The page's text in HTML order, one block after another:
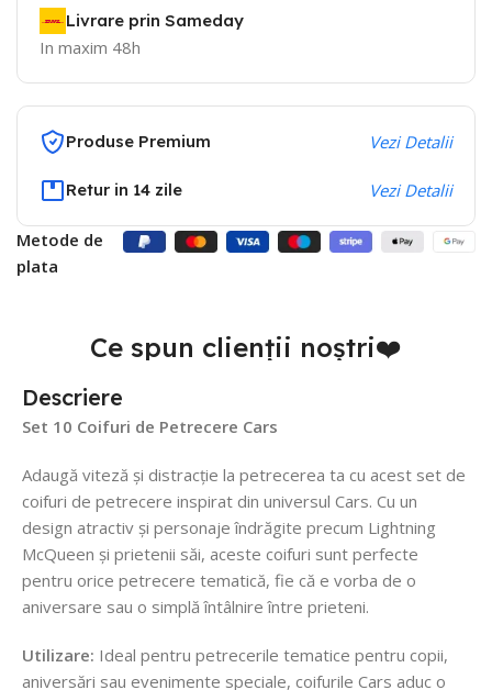
Livrare prin Sameday
In maxim 48h
Produse Premium Vezi Detalii
Retur in 14 zile Vezi Detalii
Metode de
plata
Ce spun clienții noștri❤️
Descriere
Set 10 Coifuri de Petrecere Cars
Adaugă viteză și distracție la petrecerea ta cu acest set de
coifuri de petrecere inspirat din universul Cars. Cu un
design atractiv și personaje îndrăgite precum Lightning
McQueen și prietenii săi, aceste coifuri sunt perfecte
pentru orice petrecere tematică, fie că e vorba de o
aniversare sau o simplă întâlnire între prieteni.
Utilizare: Ideal pentru petrecerile tematice pentru copii,
aniversări sau evenimente speciale, coifurile Cars aduc o